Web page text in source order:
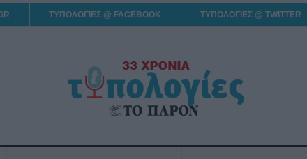
ΤΥΠΟΛΟΓΙΕΣ @ FACEBOOK ΤΥΠΟΛΟΓΙΕΣ @ TWITTER